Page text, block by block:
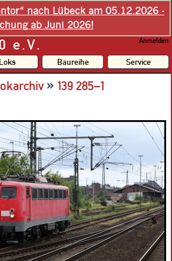
nach Lübeck am 05.12.2026 -
ab Juni 2026!
e.V. Anmelden
Loks Baureihe Service
» 139 285–1